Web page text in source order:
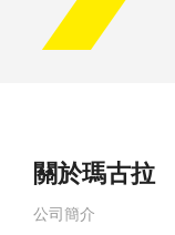
關於瑪古拉
公司簡介